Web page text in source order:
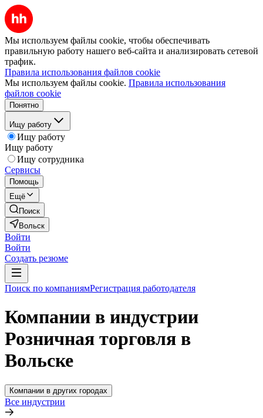
Мы используем файлы cookie, чтобы обеспечивать
правильную работу нашего веб-сайта и анализировать сетевой
трафик.
Правила использования файлов cookie
Мы используем файлы cookie. Правила использования
файлов cookie
Понятно
Ищу работу
Ищу работу
Ищу работу
Ищу сотрудника
Сервисы
Помощь
Ещё
Поиск
Вольск
Войти
Войти
Создать резюме
Поиск по компаниямРегистрация работодателя
Компании в индустрии
Розничная торговля в
Вольске
Компании в других городах
Все индустрии